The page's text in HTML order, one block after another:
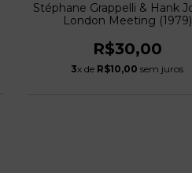
Stéphane Grappelli & Hank
London Meeting (1979)
R$30,00
3x de R$10,00 sem juros